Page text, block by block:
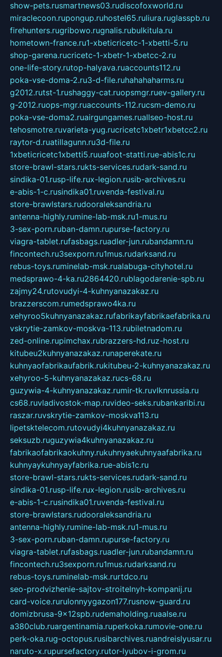
show-pets.rusmartnews03.rudiscofoxworld.ru
miraclecoon.rupongup.ruhostel65.ruliura.ruglasspb.ru
firehunters.rugribowo.rugnalis.rubulkitula.ru
hometown-france.ru1-xbeticricetc-1-xbetti-5.ru
shop-garena.rucricetc-1-xbetr-1-xbetcc-2.ru
one-life-story.rutop-halyava.ruaccounts112.ru
poka-vse-doma-2.ru3-d-file.ruhahahaharms.ru
g2012.rutst-1.rushaggy-cat.ruopsmgr.ruev-gallery.ru
g-2012.ruops-mgr.ruaccounts-112.rucsm-demo.ru
poka-vse-doma2.ruairgungames.ruallseo-host.ru
tehosmotre.ruvarieta-yug.rucricetc1xbetr1xbetcc2.ru
raytor-d.ruatillagunn.ru3d-file.ru
1xbeticricetc1xbetti5.ruuafoot-statti.rue-abis1c.ru
store-brawl-stars.rukts-services.rudark-sand.ru
sindika-01.rusp-life.rux-legion.rusib-archives.ru
e-abis-1-c.rusindika01.ruvenda-festival.ru
store-brawlstars.rudooraleksandria.ru
antenna-highly.rumine-lab-msk.ru1-mus.ru
3-sex-porn.ruban-damn.rupurse-factory.ru
viagra-tablet.rufasbags.ruadler-jun.rubandamn.ru
fincontech.ru3sexporn.ru1mus.rudarksand.ru
rebus-toys.ruminelab-msk.rualabuga-cityhotel.ru
medsprawo-4-ka.ru2864420.rublagodarenie-spb.ru
zajmy24.rutovudyi-4-kuhnyanazakaz.ru
brazzerscom.rumedsprawo4ka.ru
xehyroo5kuhnyanazakaz.rufabrikayfabrikaefabrika.ru
vskrytie-zamkov-moskva-113.rubiletnadom.ru
zed-online.rupimchax.rubrazzers-hd.ruz-host.ru
kitubeu2kuhnyanazakaz.runaperekate.ru
kuhnyaofabrikaufabrik.rukitubeu-2-kuhnyanazakaz.ru
xehyroo-5-kuhnyanazakaz.rucs-68.ru
guzywia-4-kuhnyanazakaz.rumir-tk.ruvlknrussia.ru
cs68.ruvladivostok-map.ruvideo-seks.rubankaribi.ru
raszar.ruvskrytie-zamkov-moskva113.ru
lipetsktelecom.rutovudyi4kuhnyanazakaz.ru
seksuzb.ruguzywia4kuhnyanazakaz.ru
fabrikaofabrikaokuhny.rukuhnyaekuhnyaafabrika.ru
kuhnyaykuhnyayfabrika.rue-abis1c.ru
store-brawl-stars.rukts-services.rudark-sand.ru
sindika-01.rusp-life.rux-legion.rusib-archives.ru
e-abis-1-c.rusindika01.ruvenda-festival.ru
store-brawlstars.rudooraleksandria.ru
antenna-highly.rumine-lab-msk.ru1-mus.ru
3-sex-porn.ruban-damn.rupurse-factory.ru
viagra-tablet.rufasbags.ruadler-jun.rubandamn.ru
fincontech.ru3sexporn.ru1mus.rudarksand.ru
rebus-toys.ruminelab-msk.rurtdco.ru
seo-prodvizhenie-sajtov-stroitelnyh-kompanij.ru
card-voice.rurulonnyygazon177.rusnow-guard.ru
domizbrusa-9x12spb.rudemaholding.ruaalse.ru
a380club.ruargentinamia.ruperkoka.rumovie-one.ru
perk-oka.rug-octopus.rusibarchives.ruandreislyusar.ru
naruto-x.rupursefactory.rutor-lyubov-i-grom.ru